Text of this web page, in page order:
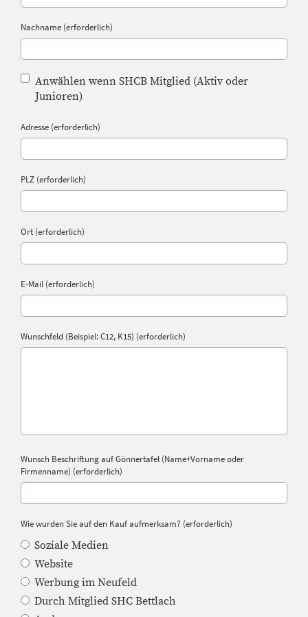
Nachname (erforderlich)
Anwählen wenn SHCB Mitglied (Aktiv oder
Junioren)
Adresse (erforderlich)
PLZ (erforderlich)
Ort (erforderlich)
E-Mail (erforderlich)
Wunschfeld (Beispiel: C12, K15) (erforderlich)
Wunsch Beschriftung auf Gönnertafel (Name+Vorname oder
Firmenname) (erforderlich)
Wie wurden Sie auf den Kauf aufmerksam? (erforderlich)
Soziale Medien
Website
Werbung im Neufeld
Durch Mitglied SHC Bettlach